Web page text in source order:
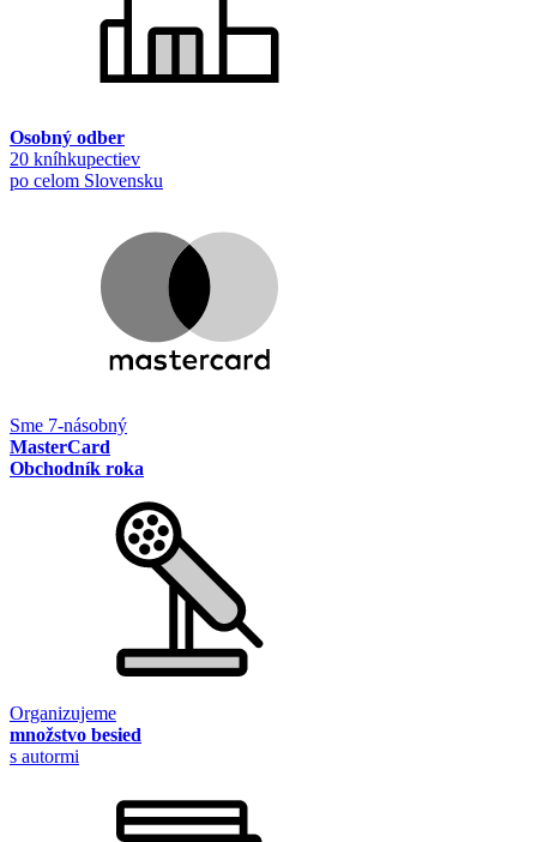
Osobný odber
20 kníhkupectiev
po celom Slovensku
Sme 7-násobný
MasterCard
Obchodník roka
Organizujeme
množstvo besied
s autormi